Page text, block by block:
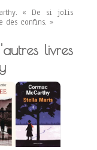
« De si jolis
des confins. »
livres